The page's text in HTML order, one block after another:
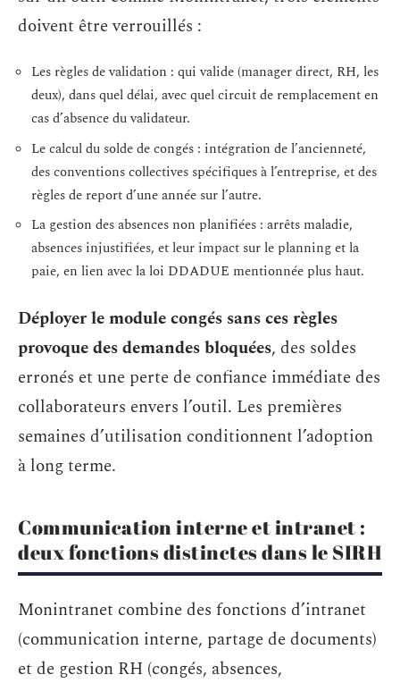
doivent être verrouillés :
Les règles de validation : qui valide (manager direct, RH, les
deux), dans quel délai, avec quel circuit de remplacement en
cas d’absence du validateur.
Le calcul du solde de congés : intégration de l’ancienneté,
des conventions collectives spécifiques à l’entreprise, et des
règles de report d’une année sur l’autre.
La gestion des absences non planifiées : arrêts maladie,
absences injustifiées, et leur impact sur le planning et la
paie, en lien avec la loi DDADUE mentionnée plus haut.
Déployer le module congés sans ces règles
provoque des demandes bloquées, des soldes
erronés et une perte de confiance immédiate des
collaborateurs envers l’outil. Les premières
semaines d’utilisation conditionnent l’adoption
à long terme.
Communication interne et intranet :
deux fonctions distinctes dans le SIRH
Monintranet combine des fonctions d’intranet
(communication interne, partage de documents)
et de gestion RH (congés, absences,